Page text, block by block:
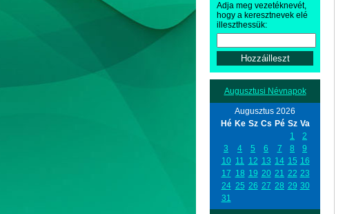
Adja meg vezetéknevét,
hogy a keresztnevek elé
illeszthessük:
Augusztusi Névnapok
Augusztus 2026
Hé Ke Sz Cs Pé Sz Va
1
2
3
4 5 6 7 8
9
10 11 12 13 14 15 16
17 18 19 20 21 22 23
24 25 26 27 28 29 30
31